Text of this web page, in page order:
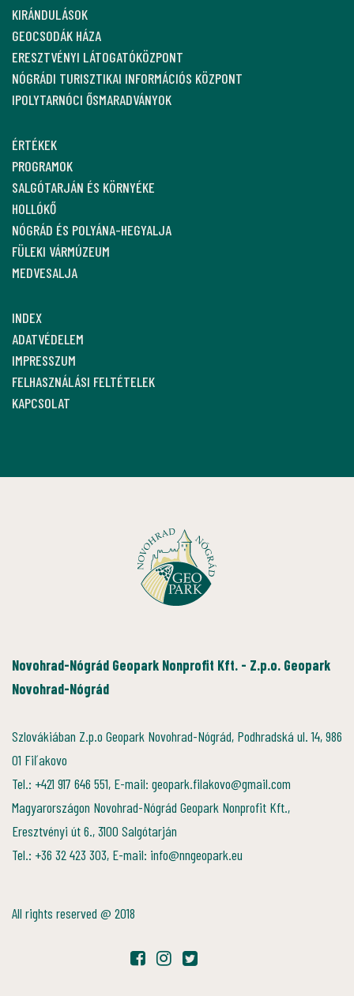
KIRÁNDULÁSOK
GEOCSODÁK HÁZA
ERESZTVÉNYI LÁTOGATÓKÖZPONT
NÓGRÁDI TURISZTIKAI INFORMÁCIÓS KÖZPONT
IPOLYTARNÓCI ŐSMARADVÁNYOK
ÉRTÉKEK
PROGRAMOK
SALGÓTARJÁN ÉS KÖRNYÉKE
HOLLÓKŐ
NÓGRÁD ÉS POLYÁNA-HEGYALJA
FÜLEKI VÁRMÚZEUM
MEDVESALJA
INDEX
ADATVÉDELEM
IMPRESSZUM
FELHASZNÁLÁSI FELTÉTELEK
KAPCSOLAT
Novohrad-Nógrád Geopark Nonprofit Kft. - Z.p.o. Geopark
Novohrad-Nógrád
Szlovákiában Z.p.o Geopark Novohrad-Nógrád, Podhradská ul. 14, 986
01 Fiľakovo
Tel.: +421 917 646 551, E-mail: geopark.filakovo@gmail.com
Magyarországon Novohrad-Nógrád Geopark Nonprofit Kft.,
Eresztvényi út 6., 3100 Salgótarján
Tel.: +36 32 423 303, E-mail: info@nngeopark.eu
All rights reserved @ 2018